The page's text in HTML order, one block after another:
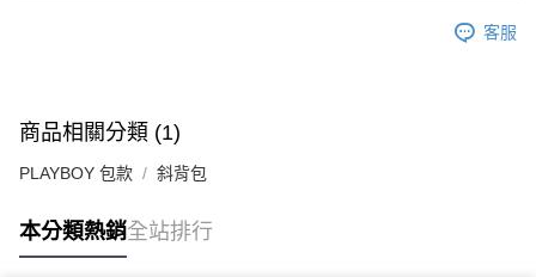
客服
商品相關分類 (1)
PLAYBOY 包款 斜背包
本分類熱銷全站排行